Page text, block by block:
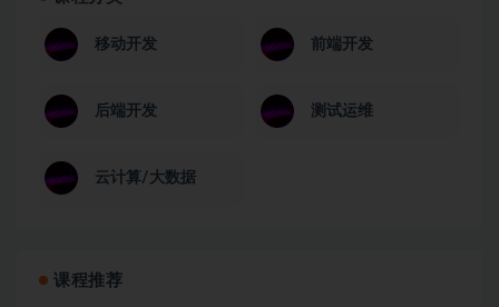
移动开发 前端开发
后端开发 测试运维
云计算/大数据
课程推荐